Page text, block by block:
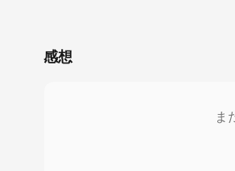
感想
ま